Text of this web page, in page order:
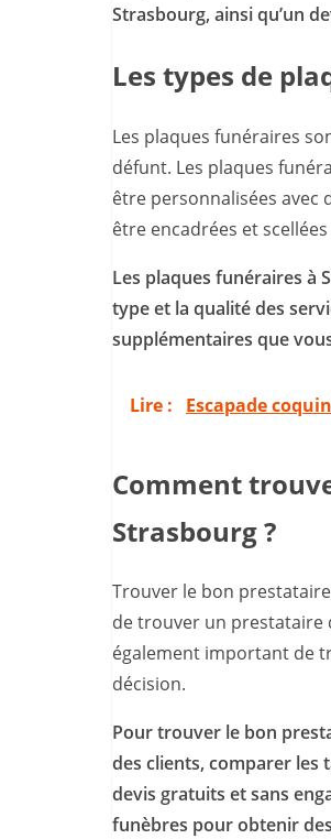
Strasbourg, ainsi qu’un
Les types de
Les plaques funéraires
défunt. Les plaques
être personnalisées avec
être encadrées et
Les plaques funéraires à
type et la qualité des
supplémentaires que
Lire : Escapade
Comment
Strasbourg ?
Trouver le bon
de trouver un prestataire
également important de
décision.
Pour trouver le bon
des clients, comparer
devis gratuits et sans
funèbres pour obtenir